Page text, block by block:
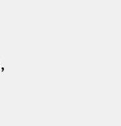
,